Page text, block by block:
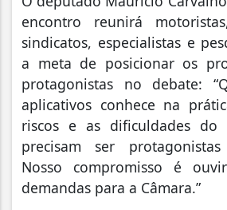
encontro reunirá
sindicatos, especialistas e
a meta de posicionar os
protagonistas no debate:
aplicativos conhece na
riscos e as dificuldades
precisam ser
Nosso compromisso é
demandas para a Câmara.”